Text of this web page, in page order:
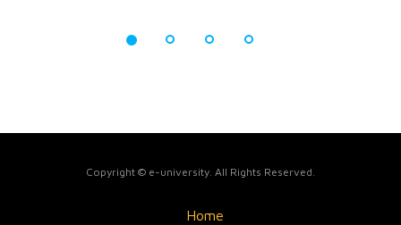
Copyright © e-university. All Rights Reserved.
Home